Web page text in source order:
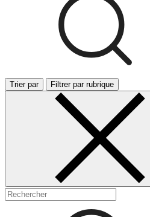
Trier par Filtrer par rubrique